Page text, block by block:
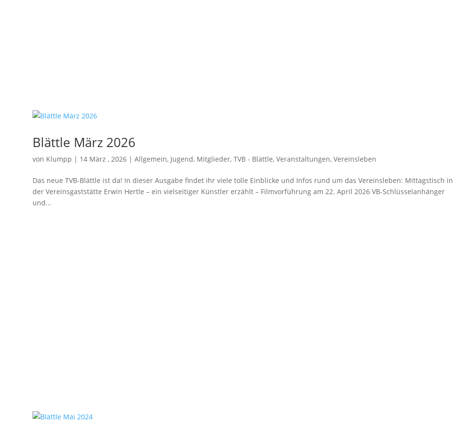
Blättle März 2026
von Klumpp | 14 März , 2026 |Allgemein, Jugend, Mitglieder,TVB - Blättle,Veranstaltungen,Vereinsleben
Das neue TVB-Blättle ist da! In dieser Ausgabe findet ihr viele tolle Einblicke und Infos rund um das Vereinsleben: Mittagstisch in
der Vereinsgaststätte Erwin Hertle – ein vielseitiger Künstler erzählt – Filmvorführung am 22. April 2026 VB-Schlüsselanhänger
und...